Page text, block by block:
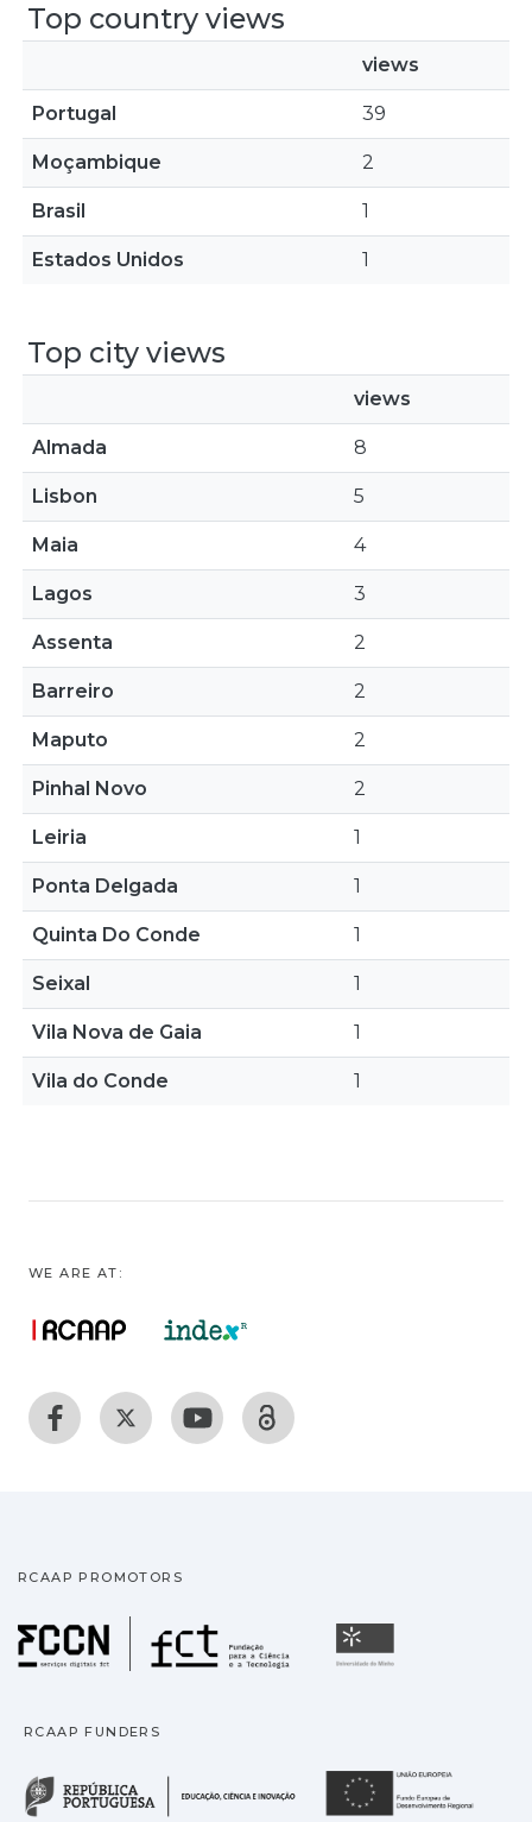
Top country views
views
Portugal 39
Moçambique 2
Brasil 1
Estados Unidos 1
Top city views
views
Almada 8
Lisbon 5
Maia 4
Lagos 3
Assenta 2
Barreiro 2
Maputo 2
Pinhal Novo 2
Leiria 1
Ponta Delgada 1
Quinta Do Conde 1
Seixal 1
Vila Nova de Gaia 1
Vila do Conde 1
WE ARE AT:
RCAAP PROMOTORS
Fundação para a
RCAAP FUNDERS
República Portuguesa